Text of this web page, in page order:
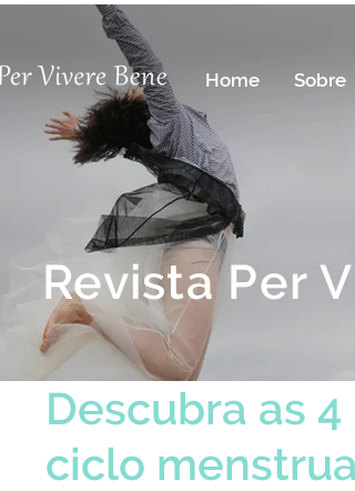
Home
Sobre
Descubra as
ciclo
Revista Per